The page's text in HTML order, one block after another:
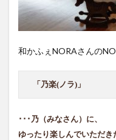
和かふぇNORAさんの
「乃楽(ノラ)」
･･･乃（みなさん）に、
ゆったり楽しんでいただき